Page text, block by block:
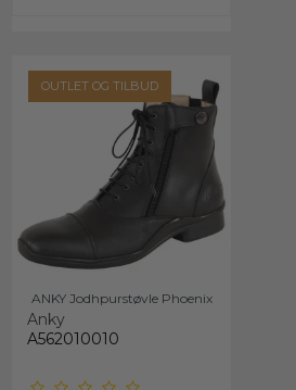
OUTLET OG TILBUD
ANKY Jodhpurstøvle Phoenix
Anky
A562010010